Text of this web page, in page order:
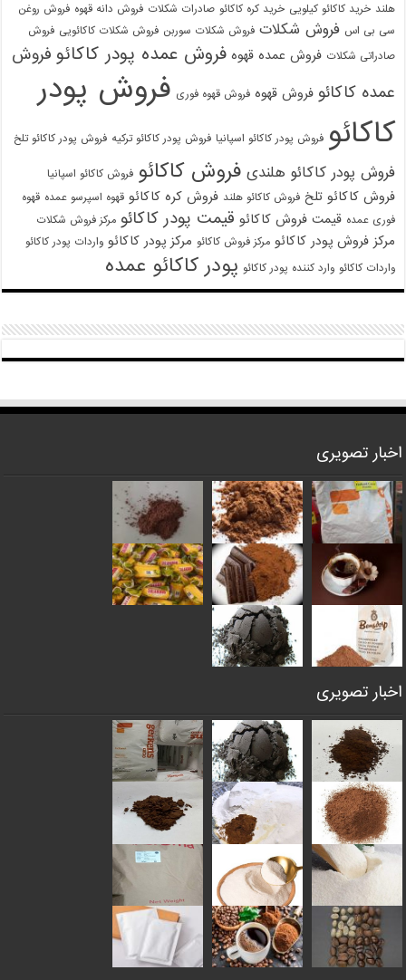
هلند خرید کاکائو کیلویی خرید کره کاکائو صادرات شکلات فروش دانه قهوه فروش روغن
سی بی اس فروش شکلات فروش شکلات سوربن فروش شکلات کاکائویی فروش
صادراتی شکلات فروش عمده قهوه فروش عمده پودر کاکائو فروش
عمده کاکائو فروش قهوه فروش قهوه فوری فروش پودر
کاکائو فروش پودر کاکائو اسپانیا فروش پودر کاکائو ترکیه فروش پودر کاکائو تلخ
فروش پودر کاکائو هلندی فروش کاکائو فروش کاکائو اسپانیا
فروش کاکائو تلخ فروش کاکائو هلند فروش کره کاکائو قهوه اسپرسو عمده قهوه
فوری عمده قیمت فروش کاکائو قیمت پودر کاکائو مرکز فروش شکلات
مرکز فروش پودر کاکائو مرکز فروش کاکائو مرکز پودر کاکائو واردات پودر کاکائو
واردات کاکائو وارد کننده پودر کاکائو پودر کاکائو عمده
اخبار تصویری
اخبار تصویری